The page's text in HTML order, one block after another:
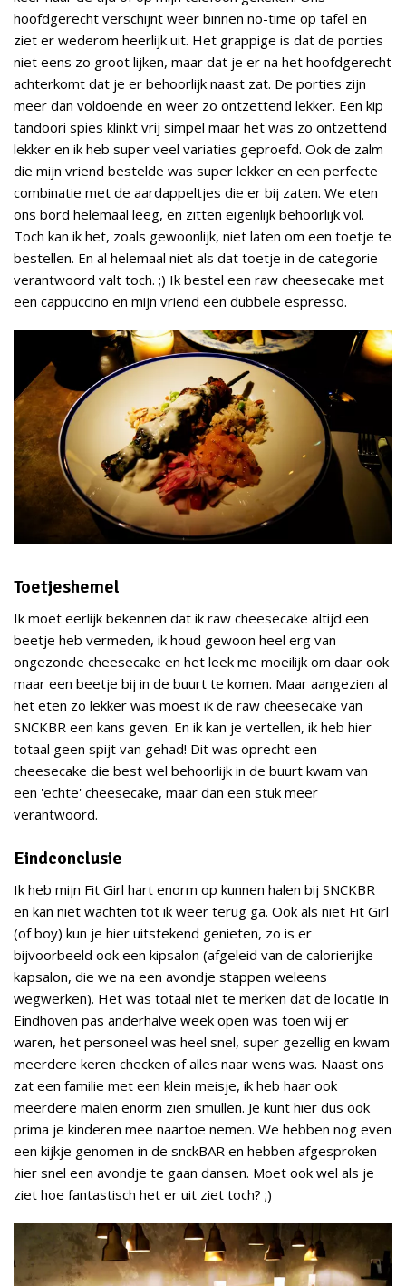
hoofdgerecht verschijnt weer binnen no-time op tafel en
ziet er wederom heerlijk uit. Het grappige is dat de porties
niet eens zo groot lijken, maar dat je er na het hoofdgerecht
achterkomt dat je er behoorlijk naast zat. De porties zijn
meer dan voldoende en weer zo ontzettend lekker. Een kip
tandoori spies klinkt vrij simpel maar het was zo ontzettend
lekker en ik heb super veel variaties geproefd. Ook de zalm
die mijn vriend bestelde was super lekker en een perfecte
combinatie met de aardappeltjes die er bij zaten. We eten
ons bord helemaal leeg, en zitten eigenlijk behoorlijk vol.
Toch kan ik het, zoals gewoonlijk, niet laten om een toetje te
bestellen. En al helemaal niet als dat toetje in de categorie
verantwoord valt toch. ;) Ik bestel een raw cheesecake met
een cappuccino en mijn vriend een dubbele espresso.
Toetjeshemel
Ik moet eerlijk bekennen dat ik raw cheesecake altijd een
beetje heb vermeden, ik houd gewoon heel erg van
ongezonde cheesecake en het leek me moeilijk om daar ook
maar een beetje bij in de buurt te komen. Maar aangezien al
het eten zo lekker was moest ik de raw cheesecake van
SNCKBR een kans geven. En ik kan je vertellen, ik heb hier
totaal geen spijt van gehad! Dit was oprecht een
cheesecake die best wel behoorlijk in de buurt kwam van
een 'echte' cheesecake, maar dan een stuk meer
verantwoord.
Eindconclusie
Ik heb mijn Fit Girl hart enorm op kunnen halen bij SNCKBR
en kan niet wachten tot ik weer terug ga. Ook als niet Fit Girl
(of boy) kun je hier uitstekend genieten, zo is er
bijvoorbeeld ook een kipsalon (afgeleid van de calorierijke
kapsalon, die we na een avondje stappen weleens
wegwerken). Het was totaal niet te merken dat de locatie in
Eindhoven pas anderhalve week open was toen wij er
waren, het personeel was heel snel, super gezellig en kwam
meerdere keren checken of alles naar wens was. Naast ons
zat een familie met een klein meisje, ik heb haar ook
meerdere malen enorm zien smullen. Je kunt hier dus ook
prima je kinderen mee naartoe nemen. We hebben nog even
een kijkje genomen in de snckBAR en hebben afgesproken
hier snel een avondje te gaan dansen. Moet ook wel als je
ziet hoe fantastisch het er uit ziet toch? ;)